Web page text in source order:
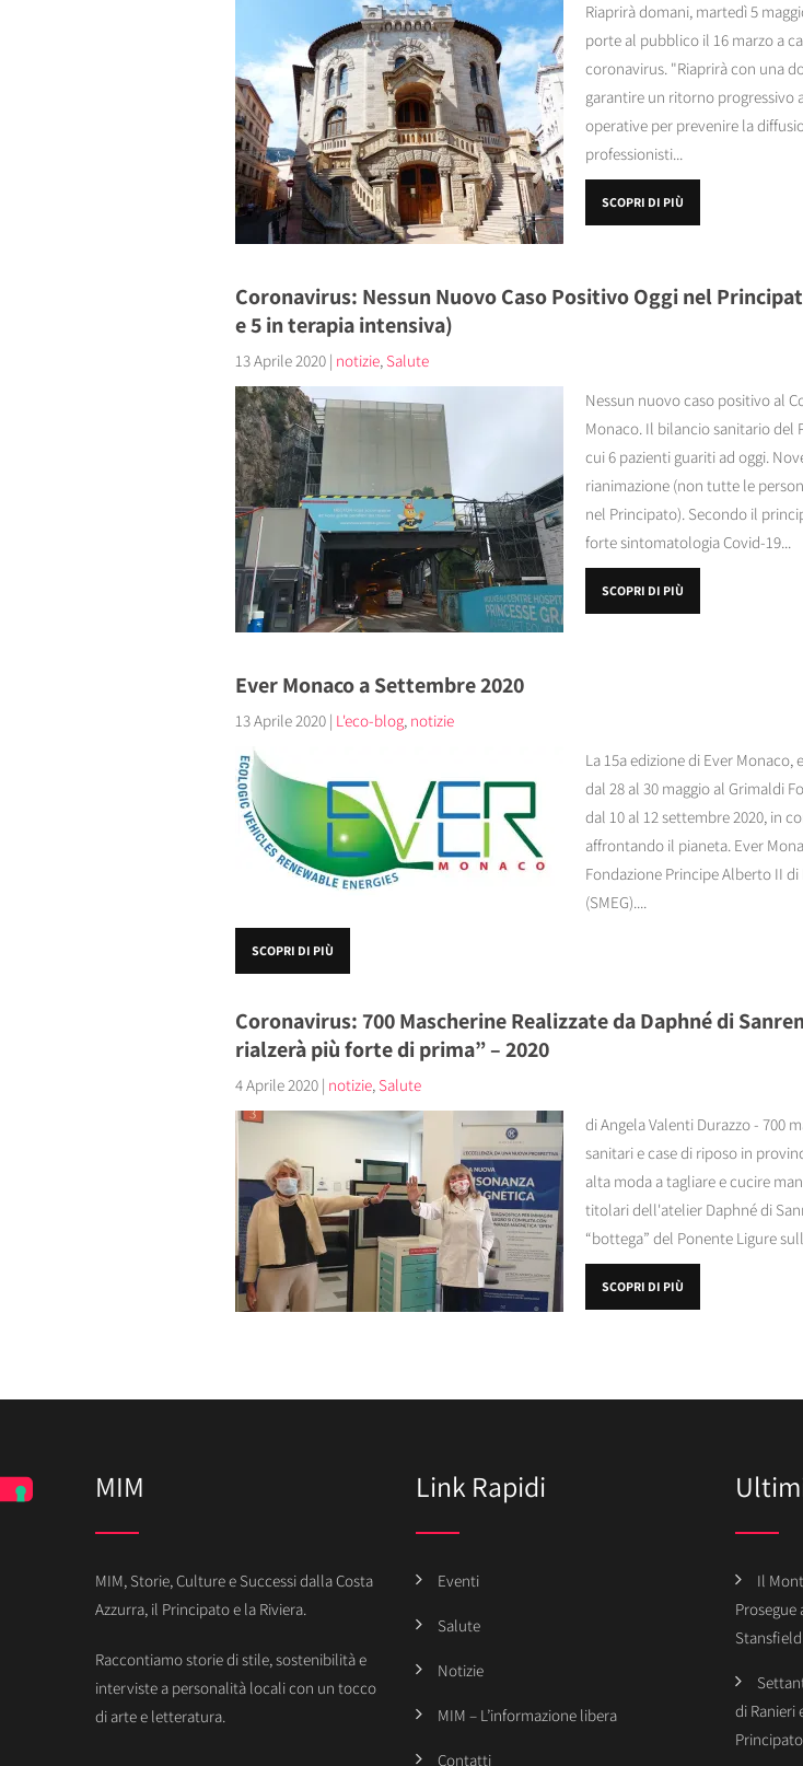
Riaprirà domani, martedì 5
porte al pubblico il 16 marzo a
coronavirus. "Riaprirà con una
garantire un ritorno progressivo
operative per prevenire la
professionisti...
SCOPRI DI PIÙ
Coronavirus: Nessun Nuovo Caso Positivo Oggi nel
e 5 in terapia intensiva)
13 Aprile 2020 | notizie, Salute
Nessun nuovo caso positivo al
Monaco. Il bilancio sanitario del
cui 6 pazienti guariti ad oggi.
rianimazione (non tutte le
nel Principato). Secondo il
forte sintomatologia Covid-19...
SCOPRI DI PIÙ
Ever Monaco a Settembre 2020
13 Aprile 2020 | L'eco-blog, notizie
La 15a edizione di Ever
dal 28 al 30 maggio al Grimaldi
dal 10 al 12 settembre 2020, in
affrontando il pianeta. Ever
Fondazione Principe Alberto II
(SMEG)....
SCOPRI DI PIÙ
Coronavirus: 700 Mascherine Realizzate da Daphné di
rialzerà più forte di prima” – 2020
4 Aprile 2020 | notizie, Salute
di Angela Valenti Durazzo - 700
sanitari e case di riposo in
alta moda a tagliare e cucire
titolari dell'atelier Daphné di
“bottega” del Ponente Ligure
SCOPRI DI PIÙ
MIM
MIM, Storie, Culture e Successi dalla Costa
Azzurra, il Principato e la Riviera.
Raccontiamo storie di stile, sostenibilità e
interviste a personalità locali con un tocco
di arte e letteratura.
Link Rapidi
Eventi
Salute
Notizie
MIM – L’informazione libera
Contatti
Il
Prosegue
di Ranieri
Principato